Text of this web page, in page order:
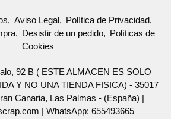
Aviso Legal
Política de Privacidad
Desistir de un pedido
Políticas de
Cookies
92 B ( ESTE ALMACEN ES SOLO
Y NO UNA TIENDA FISICA) - 35017
Canaria, Las Palmas - (España) |
| WhatsApp: 655493665